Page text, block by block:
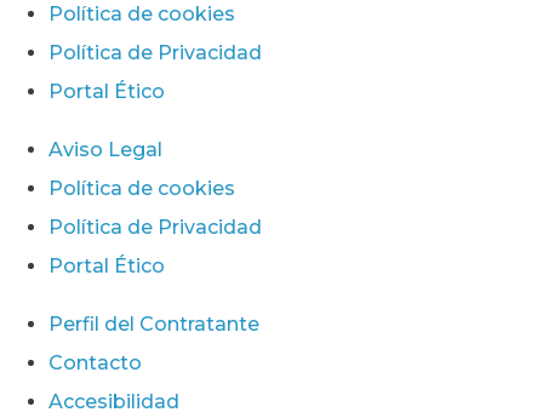
Política de cookies
Política de Privacidad
Portal Ético
Aviso Legal
Política de cookies
Política de Privacidad
Portal Ético
Perfil del Contratante
Contacto
Accesibilidad